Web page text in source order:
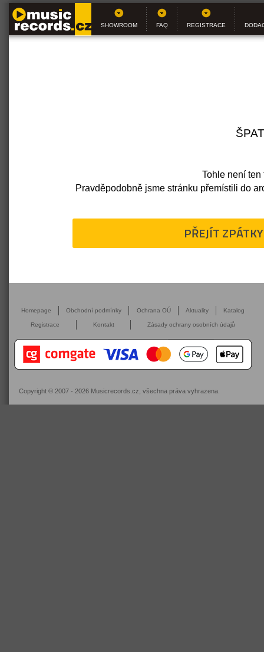
SHOWROOM FAQ REGISTRACE
Tohle není ten
Pravděpodobně jsme stránku přemístili do
PŘEJÍT
Homepage Obchodní podmínky Ochrana OÚ Aktuality Katalog
Registrace Kontakt Zásady ochrany osobních údajů
Copyright © 2007 - 2026 Musicrecords.cz , všechna práva vyhrazena.